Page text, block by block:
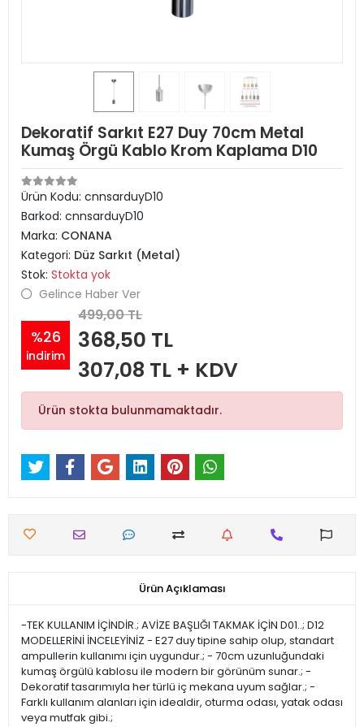
Dekoratif Sarkıt E27 Duy 70cm Metal
Kumaş Örgü Kablo Krom Kaplama D10
Ürün Kodu: cnnsarduyD10
Barkod: cnnsarduyD10
Marka: CONANA
Kategori: Düz Sarkıt (Metal)
Stok: Stokta yok
Gelince Haber Ver
%26
indirim
499,00 TL
368,50 TL
307,08 TL + KDV
Ürün stokta bulunmamaktadır.
Ürün Açıklaması
-TEK KULLANIM İÇİNDİR.; AVİZE BAŞLIĞI TAKMAK İÇİN D01..; D12
MODELLERİNİ İNCELEYİNİZ - E27 duy tipine sahip olup, standart
ampullerin kullanımı için uygundur.; - 70cm uzunluğundaki
kumaş örgülü kablosu ile modern bir görünüm sunar.; -
Dekoratif tasarımıyla her türlü iç mekana uyum sağlar.; -
Farklı kullanım alanları için idealdir, oturma odası, yatak odası
veya mutfak gibi.;